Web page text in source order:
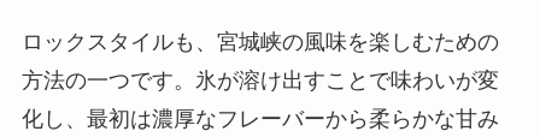
ロックスタイルも、宮城峡の風味を楽しむための
方法の一つです。氷が溶け出すことで味わいが変
化し、最初は濃厚なフレーバーから柔らかな甘み